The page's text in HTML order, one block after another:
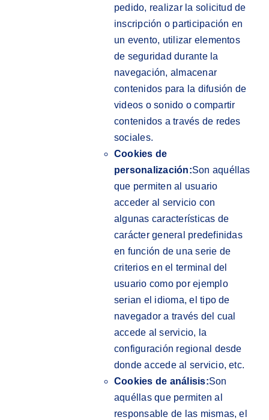
pedido, realizar la solicitud de
inscripción o participación en
un evento, utilizar elementos
de seguridad durante la
navegación, almacenar
contenidos para la difusión de
videos o sonido o compartir
contenidos a través de redes
sociales.
Cookies de
personalización:Son aquéllas
que permiten al usuario
acceder al servicio con
algunas características de
carácter general predefinidas
en función de una serie de
criterios en el terminal del
usuario como por ejemplo
serian el idioma, el tipo de
navegador a través del cual
accede al servicio, la
configuración regional desde
donde accede al servicio, etc.
Cookies de análisis:Son
aquéllas que permiten al
responsable de las mismas, el